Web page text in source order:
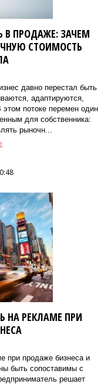
В ПРОДАЖЕ: ЗАЧЕМ
СТОИМОСТЬ
давно перестал быть
адаптируются,
потоке перемен один
для собственника:
рыночн...
НА РЕКЛАМЕ ПРИ
при продаже бизнеса и
быть сопоставимы с
решает